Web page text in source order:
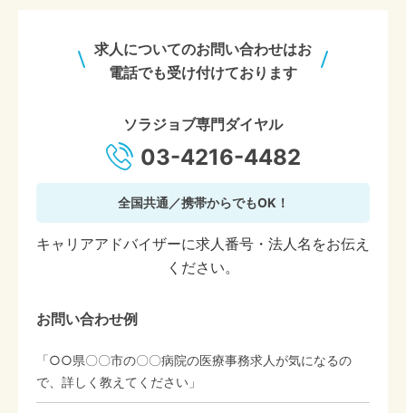
求人についてのお問い合わせはお
電話でも受け付けております
ソラジョブ専門ダイヤル
03-4216-4482
全国共通／携帯からでもOK！
キャリアアドバイザーに求人番号・法人名をお伝え
ください。
お問い合わせ例
「○○県〇〇市の〇〇病院の医療事務求人が気になるの
で、詳しく教えてください」